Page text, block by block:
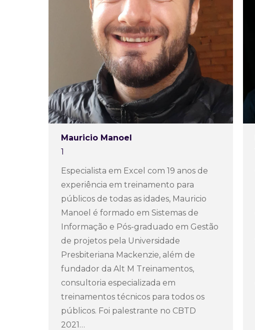
Mauricio Manoel
1
Especialista em Excel com 19 anos de
experiência em treinamento para
públicos de todas as idades, Mauricio
Manoel é formado em Sistemas de
Informação e Pós-graduado em Gestão
de projetos pela Universidade
Presbiteriana Mackenzie, além de
fundador da Alt M Treinamentos,
consultoria especializada em
treinamentos técnicos para todos os
públicos. Foi palestrante no CBTD
2021…